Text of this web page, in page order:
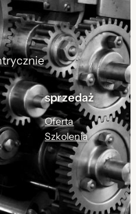
sprzedaż
Oferta
Szkolenia